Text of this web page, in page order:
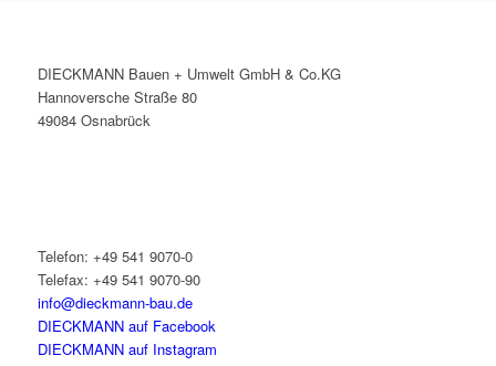
DIECKMANN Bauen + Umwelt GmbH & Co.KG
Hannoversche Straße 80
49084 Osnabrück
Telefon: +49 541 9070-0
Telefax: +49 541 9070-90
info@dieckmann-bau.de
DIECKMANN auf Facebook
DIECKMANN auf Instagram